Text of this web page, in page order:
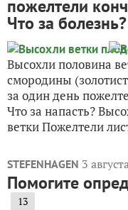
пожелтели
Что за болезнь?
Высохли половина
смородины
за один день
Что за напасть?
ветки Пожелтели
STEFENHAGEN 3
Помогите
13